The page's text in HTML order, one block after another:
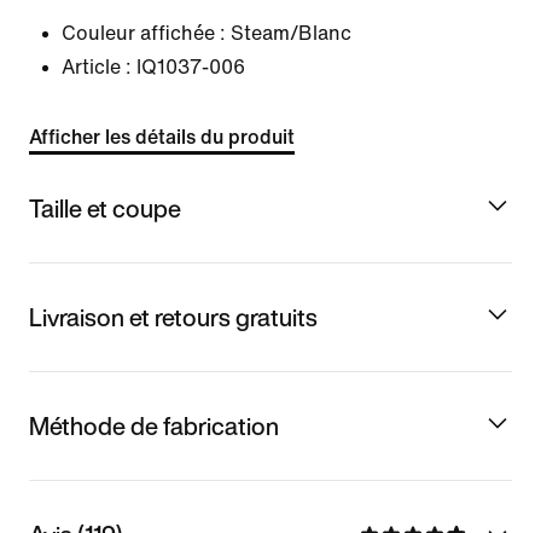
Couleur affichée : Steam/Blanc
Article : IQ1037-006
Afficher les détails du produit
Taille et coupe
Livraison et retours gratuits
Méthode de fabrication